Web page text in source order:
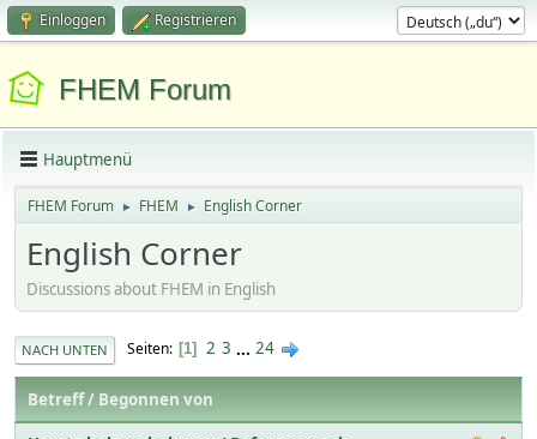
Einloggen Registrieren
FHEM Forum
Hauptmenü
FHEM Forum ► FHEM ► English Corner
English Corner
Discussions about FHEM in English
NACH UNTEN Seiten 1 2 3 ... 24
Betreff/ Begonnen von